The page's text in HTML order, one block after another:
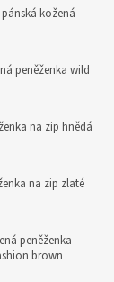
kožená
peněženka wild
na zip hnědá
na zip zlaté
peněženka
brown